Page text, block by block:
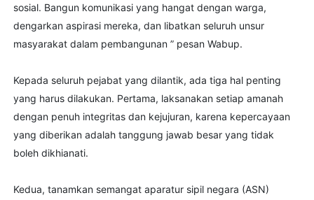
sosial. Bangun komunikasi yang hangat dengan warga,
dengarkan aspirasi mereka, dan libatkan seluruh unsur
masyarakat dalam pembangunan ” pesan Wabup.
Kepada seluruh pejabat yang dilantik, ada tiga hal penting
yang harus dilakukan. Pertama, laksanakan setiap amanah
dengan penuh integritas dan kejujuran, karena kepercayaan
yang diberikan adalah tanggung jawab besar yang tidak
boleh dikhianati.
Kedua, tanamkan semangat aparatur sipil negara (ASN)